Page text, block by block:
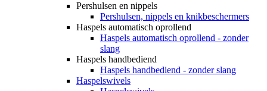
Pershulsen en nippels
Pershulsen, nippels en knikbeschermers
Haspels automatisch oprollend
Haspels automatisch oprollend - zonder
slang
Haspels handbediend
Haspels handbediend - zonder slang
Haspelswivels